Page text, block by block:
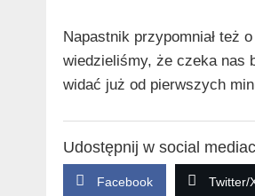
Napastnik przypomniał też
wiedzieliśmy, że czeka nas
widać już od pierwszych
Udostępnij w social
Facebook Twitter/